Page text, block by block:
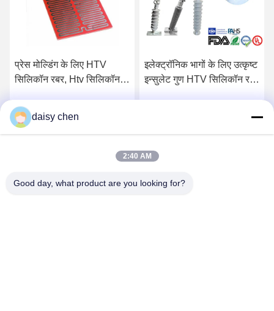
प्रेस मोल्डिंग के लिए HTV
सिलिकॉन रबर, Htv सिलिकॉन
सर्वोत्तम मूल्य प्राप्त करें
इलेक्ट्रॉनिक भागों के लिए उत्कृष्ट
इन्सुलेट गुण HTV सिलिकॉन रबर
daisy chen
2:40 AM
Good day, what product are you looking for?